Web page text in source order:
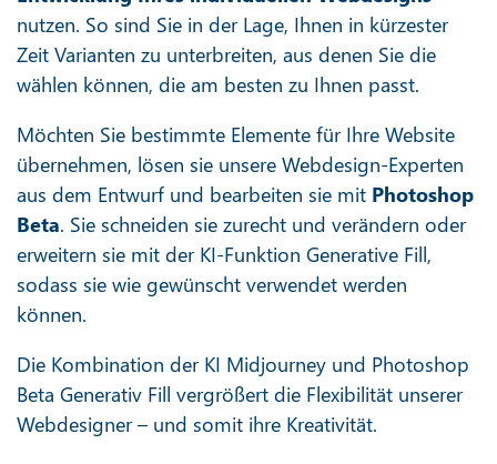
nutzen. So sind Sie in der Lage, Ihnen in kürzester
Zeit Varianten zu unterbreiten, aus denen Sie die
wählen können, die am besten zu Ihnen passt.
Möchten Sie bestimmte Elemente für Ihre Website
übernehmen, lösen sie unsere Webdesign-Experten
aus dem Entwurf und bearbeiten sie mit Photoshop
Beta. Sie schneiden sie zurecht und verändern oder
erweitern sie mit der KI-Funktion Generative Fill,
sodass sie wie gewünscht verwendet werden
können.
Die Kombination der KI Midjourney und Photoshop
Beta Generativ Fill vergrößert die Flexibilität unserer
Webdesigner – und somit ihre Kreativität.